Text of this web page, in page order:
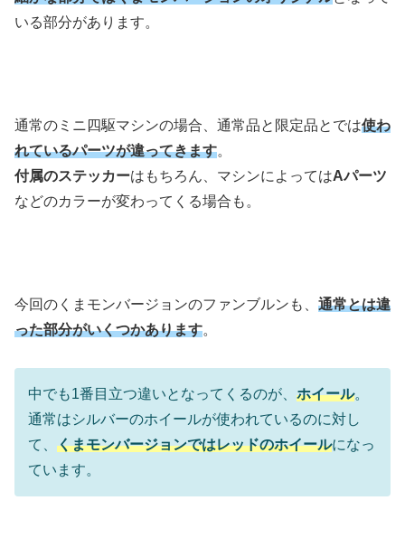
いる部分があります。
通常のミニ四駆マシンの場合、通常品と限定品とでは使わ
れているパーツが違ってきます。
付属のステッカーはもちろん、マシンによってはAパーツ
などのカラーが変わってくる場合も。
今回のくまモンバージョンのファンブルンも、 通常とは違
った部分がいくつかあります。
中でも1番目立つ違いとなってくるのが、 ホイール。
通常はシルバーのホイールが使われているのに対し
て、 くまモンバージョンではレッドのホイールになっ
ています。